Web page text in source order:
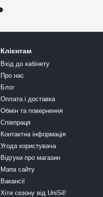
Клієнтам
Вхід до кабінету
Про нас
Блог
Оплата і доставка
Обмін та повернення
Співпраця
Контактна інформація
Угода користувача
Відгуки про магазин
Мапа сайту
Вакансії
Хіти сезону від UniSil!